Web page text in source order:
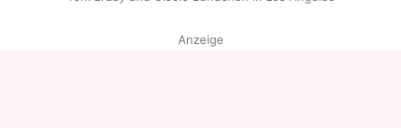
Anzeige